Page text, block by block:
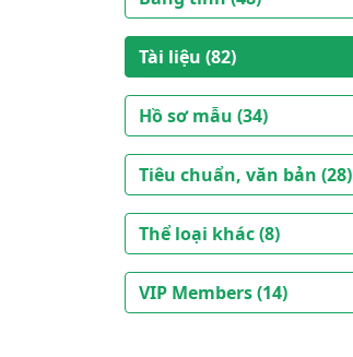
Tài liệu (82)
Hồ sơ mẫu (34)
Tiêu chuẩn, văn bản (28)
Thể loại khác (8)
VIP Members (14)